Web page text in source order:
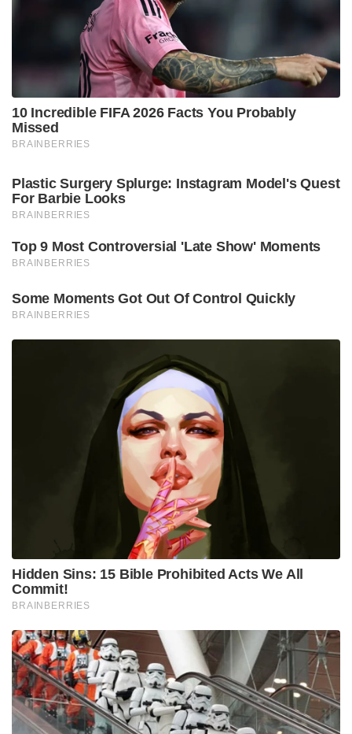
എന്നൊക്കെ 35 വയസ് കഴിയുമ്പോൾ തന്നെ
താരങ്ങൾ വിരമിക്കൽ ചിന്തിക്കാൻ തുടങ്ങുമ്പോഴാണ്
ജീവിതത്തിന്റെ പാതി വർഷങ്ങൾ ഒരാൾ കളത്തിൽ
ചിലവിട്ടത്.
ഇന്നത്തെ പോലെ പരിക്കേറ്റാൽ നൂതന ചികിത്സ രീതി
ഒന്നും ഇല്ലാത്ത കാലത്താണ് ഈ റെക്കോർഡ്
നേടിയതെന്ന് ഓർക്കുമ്പോൾ മനസിലാകും
Tags: virat kohli sachin tendulkar